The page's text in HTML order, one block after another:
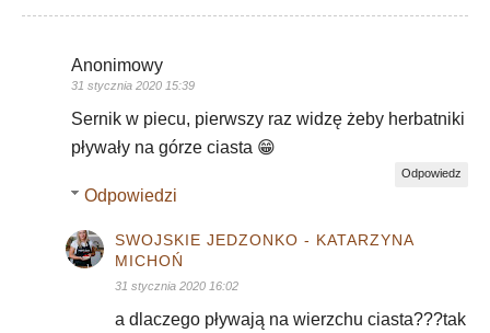
Anonimowy
31 stycznia 2020 15:39
Sernik w piecu, pierwszy raz widzę żeby herbatniki
pływały na górze ciasta 😁
Odpowiedz
Odpowiedzi
SWOJSKIE JEDZONKO - KATARZYNA
MICHOŃ
31 stycznia 2020 16:02
a dlaczego pływają na wierzchu ciasta???tak